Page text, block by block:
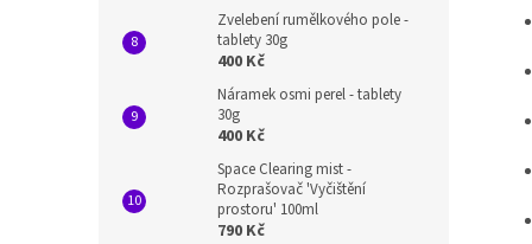
Zvelebení rumělkového pole -
tablety 30g
400 Kč
Náramek osmi perel - tablety
30g
400 Kč
Space Clearing mist -
Rozprašovač 'Vyčištění
prostoru' 100ml
790 Kč